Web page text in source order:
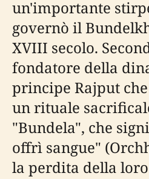
un'importante
governò il
XVIII secolo.
fondatore della
principe Rajput
un rituale
"Bundela", che
offrì sangue"
la perdita della